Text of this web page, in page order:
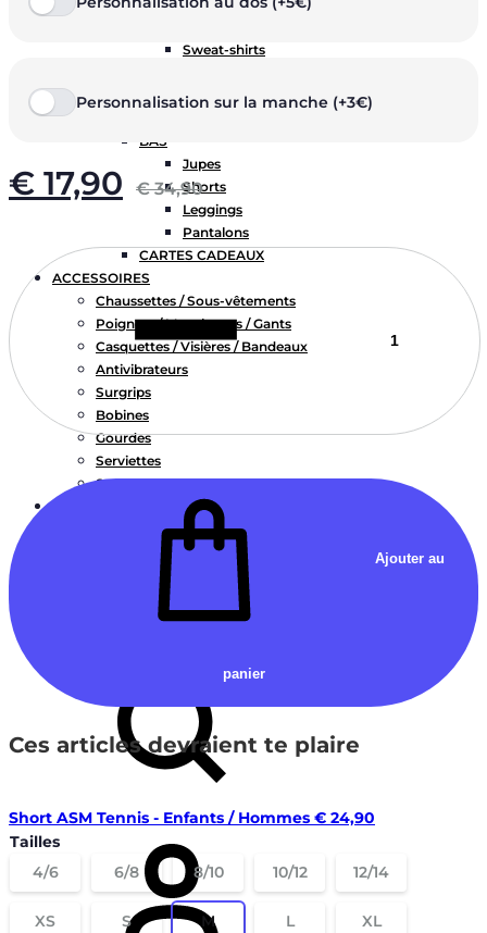
T-shirts manches courtes
Sweat-shirts
Sweats à capuche zippé
BAS
Jupes
Shorts
Leggings
Pantalons
CARTES CADEAUX
ACCESSOIRES
Chaussettes / Sous-vêtements
Poignets / Manchettes / Gants
Casquettes / Visières / Bandeaux
Antivibrateurs
Surgrips
Bobines
Gourdes
Serviettes
Sacs
CLUBS PARTENAIRES
DEVENIR PARTENAIRE
Contrats Clubs
Contrats Joueurs / Coachs
Connectez-
Personnalisation sur la manche (+3€)
€ 17,90 €34,90
Quantité
Ajouter au
panier
Ces articles devraient te plaire
Short ASM Tennis - Enfants / Hommes € 24,90
Tailles
4/6
6/8 8/10 10/12 12/14
XS S M L XL